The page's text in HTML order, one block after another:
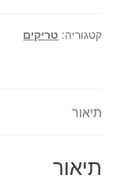
משפריצה
קטגוריה: טריקים
תיאור
תיאור